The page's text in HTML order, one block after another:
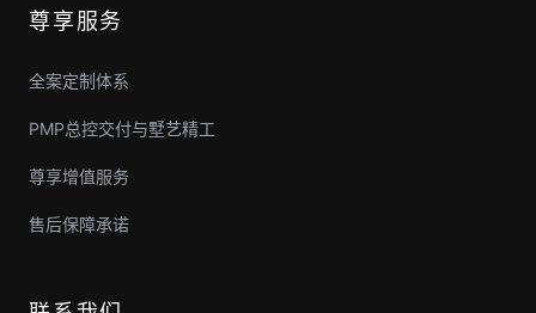
尊享服务
全案定制体系
PMP总控交付与墅艺精工
尊享增值服务
售后保障承诺